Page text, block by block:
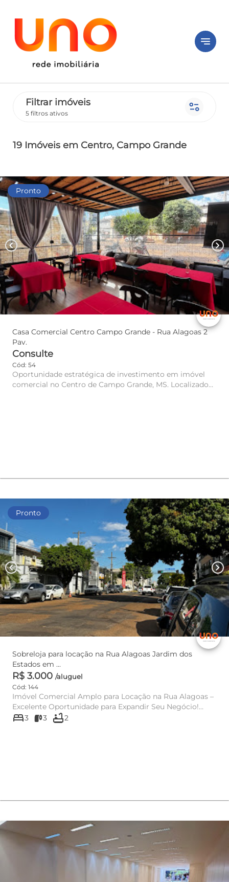
notes
Filtrar imóveis
5 filtros ativos page_info
19 Imóveis em Centro, Campo Grande
Pronto
chevron_left chevron_right
Casa Comercial Centro Campo Grande - Rua Alagoas 2
Pav.
Consulte
Cód: 54
Oportunidade estratégica de investimento em imóvel
comercial no Centro de Campo Grande, MS. Localizado
Pronto
chevron_left chevron_right
Sobreloja para locação na Rua Alagoas Jardim dos
Estados em ...
R$ 3.000 /aluguel
Cód: 144
Imóvel Comercial Amplo para Locação na Rua Alagoas –
Excelente Oportunidade para Expandir Seu Negócio!
Valor de Loc...
bed3 3 bathtub2